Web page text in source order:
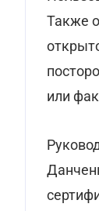
Также
или